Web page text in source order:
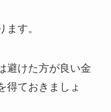
す。
避けた方が良い金
得ておきましょ